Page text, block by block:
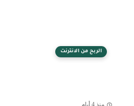
الربح من الانترنت
منذ 4 أيام